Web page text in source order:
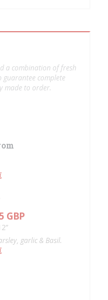
a combination of fresh
complete
made to order.
GBP
garlic & Basil.